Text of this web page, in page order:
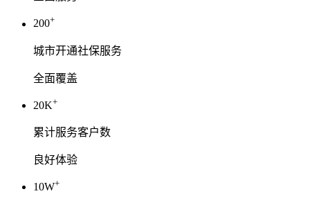
200+
城市开通社保服务
全面覆盖
20K+
累计服务客户数
良好体验
10W+